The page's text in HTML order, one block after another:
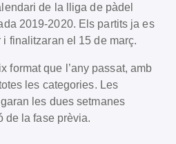
de la lliga de pàdel
2019-2020. Els partits ja es
finalitzaran el 15 de març.
format que l’any passat, amb
les categories. Les
les dues setmanes
de la fase prèvia.